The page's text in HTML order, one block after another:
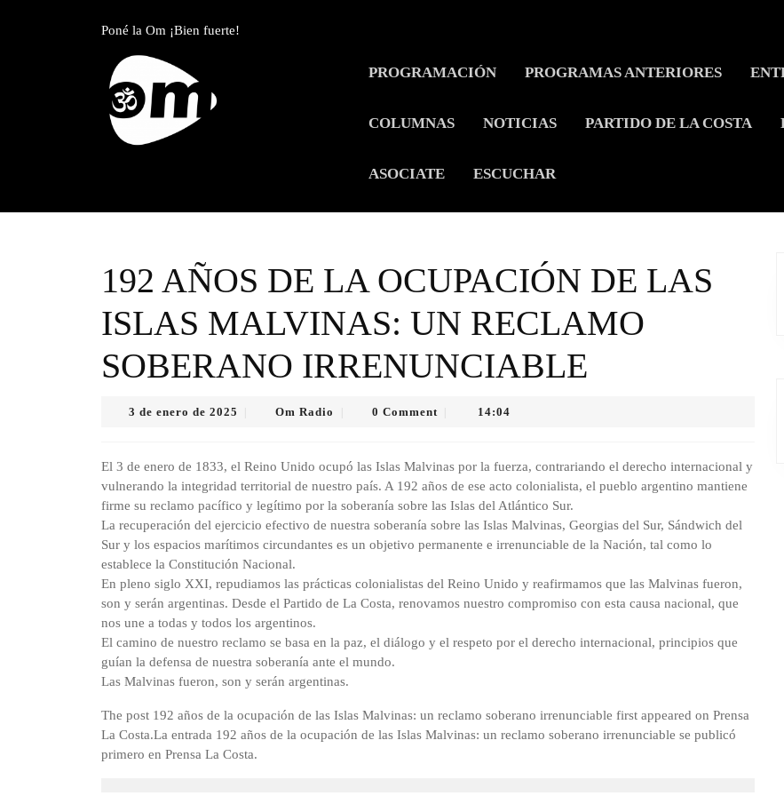
Poné la Om ¡Bien fuerte!
PROGRAMACIÓN PROGRAMAS ANTERIORES
COLUMNAS NOTICIAS PARTIDO DE LA COSTA
ASOCIATE ESCUCHAR
192 AÑOS DE LA OCUPACIÓN DE LAS
ISLAS MALVINAS: UN RECLAMO
SOBERANO IRRENUNCIABLE
3 de enero de 2025
de
2025
Om Radio 0 Comment 14:04
El 3 de enero de 1833, el Reino Unido ocupó las Islas Malvinas por la fuerza, contrariando el derecho internacional y
vulnerando la integridad territorial de nuestro país. A 192 años de ese acto colonialista, el pueblo argentino mantiene
firme su reclamo pacífico y legítimo por la soberanía sobre las Islas del Atlántico Sur.
La recuperación del ejercicio efectivo de nuestra soberanía sobre las Islas Malvinas, Georgias del Sur, Sándwich del
Sur y los espacios marítimos circundantes es un objetivo permanente e irrenunciable de la Nación, tal como lo
establece la Constitución Nacional.
En pleno siglo XXI, repudiamos las prácticas colonialistas del Reino Unido y reafirmamos que las Malvinas fueron,
son y serán argentinas. Desde el Partido de La Costa, renovamos nuestro compromiso con esta causa nacional, que
nos une a todas y todos los argentinos.
El camino de nuestro reclamo se basa en la paz, el diálogo y el respeto por el derecho internacional, principios que
guían la defensa de nuestra soberanía ante el mundo.
Las Malvinas fueron, son y serán argentinas.
The post 192 años de la ocupación de las Islas Malvinas: un reclamo soberano irrenunciable first appeared on Prensa
La Costa.La entrada 192 años de la ocupación de las Islas Malvinas: un reclamo soberano irrenunciable se publicó
primero en Prensa La Costa.